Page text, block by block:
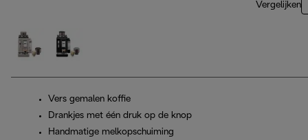
Vergelijken
Vers gemalen koffie
Drankjes met één druk op de knop
Handmatige melkopschuiming